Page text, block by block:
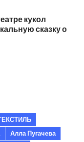
кукол
сказку о
Алла Пугачева